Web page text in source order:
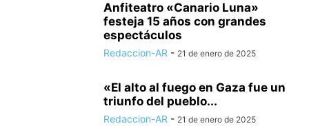
Anfiteatro «Canario Luna»
festeja 15 años con grandes
espectáculos
Redaccion-AR - 21 de enero de 2025
«El alto al fuego en Gaza fue un
triunfo del pueblo...
Redaccion-AR - 21 de enero de 2025